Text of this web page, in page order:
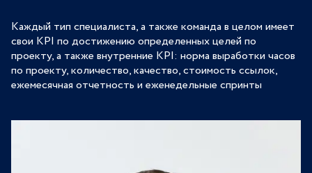
Каждый тип специалиста, а также команда в целом имеет
свои KPI по достижению определенных целей по
проекту, а также внутренние KPI: норма выработки часов
по проекту, количество, качество, стоимость ссылок,
ежемесячная отчетность и еженедельные спринты